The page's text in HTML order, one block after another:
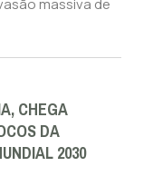
CHEGA
DA
2030